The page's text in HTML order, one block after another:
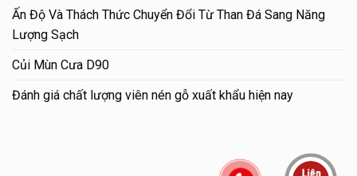
Ấn Độ Và Thách Thức Chuyển Đổi Từ Than Đá Sang Năng
Lượng Sạch
Củi Mùn Cưa D90
Đánh giá chất lượng viên nén gỗ xuất khẩu hiện nay